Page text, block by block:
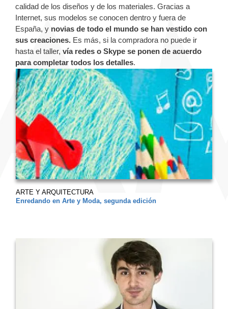
calidad de los diseños y de los materiales. Gracias a
Internet, sus modelos se conocen dentro y fuera de
España, y novias de todo el mundo se han vestido con
sus creaciones. Es más, si la compradora no puede ir
hasta el taller, vía redes o Skype se ponen de acuerdo
para completar todos los detalles.
ARTE Y ARQUITECTURA
Enredando en Arte y Moda, segunda edición